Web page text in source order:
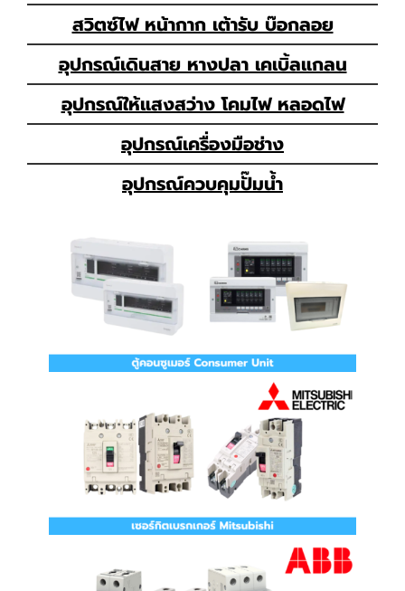
สวิตซ์ไฟ หน้ากาก เต้ารับ บ๊อกลอย
อุปกรณ์เดินสาย หางปลา เคเบิ้ลแกลน
อุปกรณ์ให้แสงสว่าง โคมไฟ หลอดไฟ
อุปกรณ์เครื่องมือช่าง
อุปกรณ์ควบคุมปั๊มน้ำ